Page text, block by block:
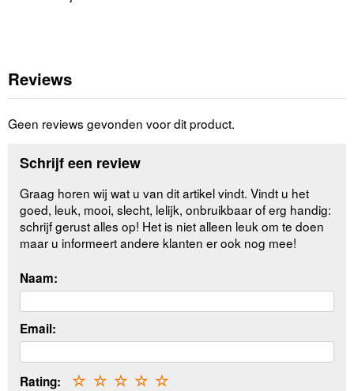
Reviews
Geen reviews gevonden voor dit product.
Schrijf een review
Graag horen wij wat u van dit artikel vindt. Vindt u het
goed, leuk, mooi, slecht, lelijk, onbruikbaar of erg handig:
schrijf gerust alles op! Het is niet alleen leuk om te doen
maar u informeert andere klanten er ook nog mee!
Naam:
Email:
Rating: ☆
☆
☆
☆
☆